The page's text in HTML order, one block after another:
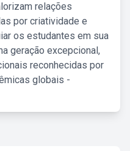
relações
por criatividade e
os estudantes em sua
geração excepcional,
reconhecidas por
globais -